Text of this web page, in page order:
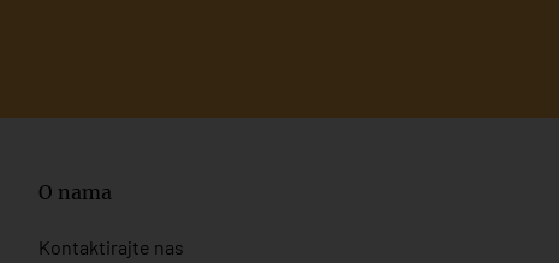
O nama
Kontaktirajte nas